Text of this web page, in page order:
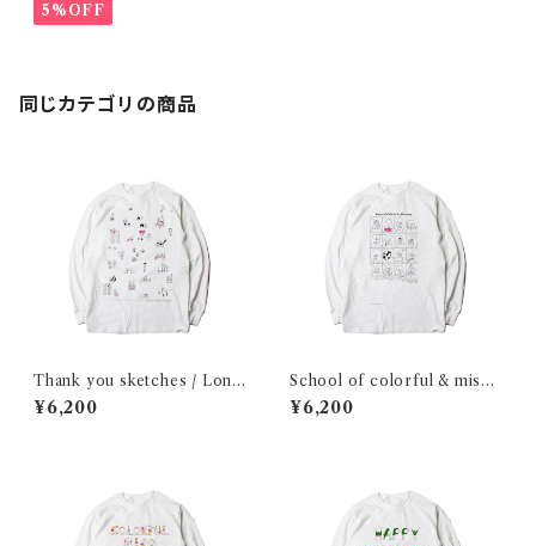
5%OFF
同じカテゴリの商品
Thank you sketches / Long
sleeve shirt
¥6,200
School of colorful & misos
oup / Long sleeve shirt
¥6,200